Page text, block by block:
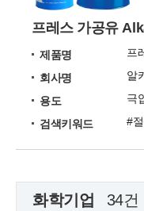
프레스 가공유
제품명
회사명
알
용도
검색키워드
#
화학기업 34건